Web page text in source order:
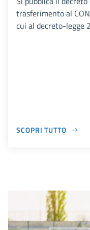
trasferimento al
cui al decreto-legge
SCOPRI TUTTO